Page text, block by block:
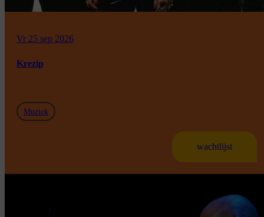
Vr 25 sep 2026
Krezip
Muziek
wachtlijst